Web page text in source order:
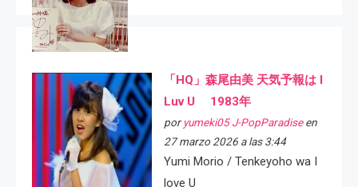
「HQ」森尾由美 天気予報は I
Luv U 1983年
por yumeki05 J-PopParadiseen
27 marzo 2026 a las 3:44
Yumi Morio / Tenkeyoho wa I
love U